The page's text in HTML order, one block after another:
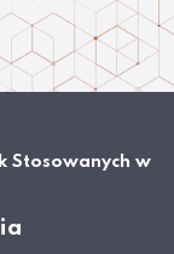
Stosowanych w